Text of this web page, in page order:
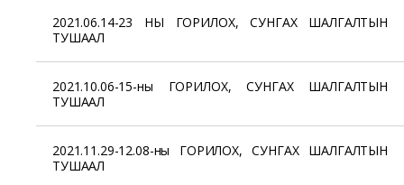
2021.06.14-23 НЫ ГОРИЛОХ, СУНГАХ ШАЛГАЛТЫН
ТУШААЛ
2021.10.06-15-ны ГОРИЛОХ, СУНГАХ ШАЛГАЛТЫН
ТУШААЛ
2021.11.29-12.08-ны ГОРИЛОХ, СУНГАХ ШАЛГАЛТЫН
ТУШААЛ